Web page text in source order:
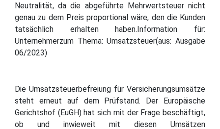
Neutralität, da die abgeführte Mehrwertsteuer nicht
genau zu dem Preis proportional wäre, den die Kunden
tatsächlich erhalten haben.Information für:
Unternehmerzum Thema: Umsatzsteuer(aus: Ausgabe
06/2023)
Die Umsatzsteuerbefreiung für Versicherungsumsätze
steht erneut auf dem Prüfstand. Der Europäische
Gerichtshof (EuGH) hat sich mit der Frage beschäftigt,
ob und inwieweit mit diesen Umsätzen